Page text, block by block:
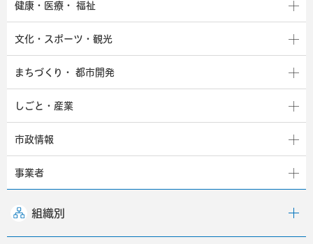
健康・医療・ 福祉
文化・スポーツ・観光
まちづくり・ 都市開発
しごと・産業
市政情報
事業者
組織別